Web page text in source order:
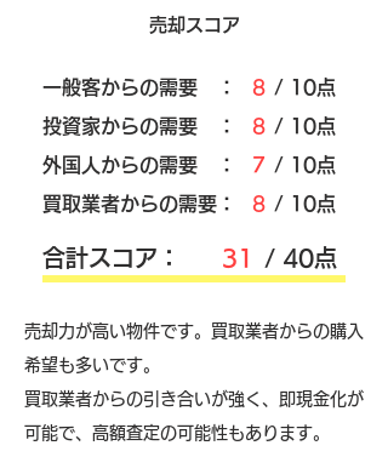
売却スコア
​一般客からの需要 ： 8 / 10点
​投資家からの需要 ：
8 / 10点
外国人からの需要 ：
7 / 10点
買取業者からの需要：
8 / 10点
​合計スコア： 31 / 40点
売却力が高い物件です。買取業者からの購入
希望も多いです。
買取業者からの引き合いが強く、即現金化が
可能で、高額査定の可能性もあります。